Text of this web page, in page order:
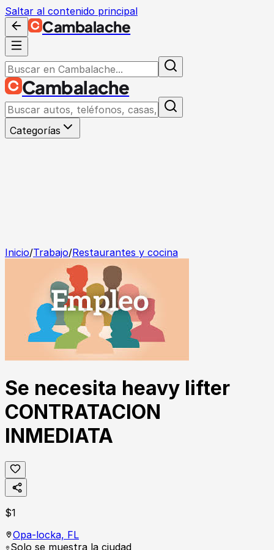
Saltar al contenido principal
Cambalache
Cambalache
Categorías
Inicio/Trabajo/Restaurantes y cocina
Se necesita heavy lifter
CONTRATACION
INMEDIATA
$1
Opa-locka, FL
Solo se muestra la ciudad